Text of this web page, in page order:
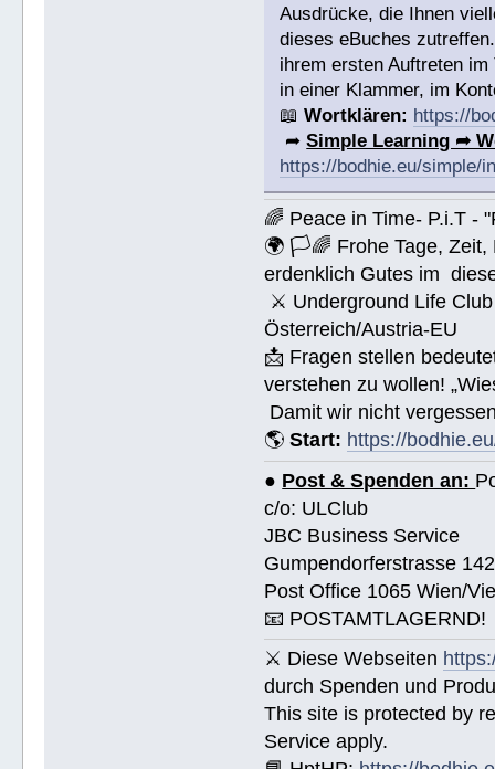
Ausdrücke, die Ihnen
dieses eBuches
ihrem ersten Auftreten
in einer Klammer, im
📖Wortklären: https://
➦Simple Learning ➦
https://bodhie.eu/simple/
🌈 Peace in Time- P.i.T
🌍 🏳🌈 Frohe Tage, Zeit,
erdenklich Gutes im
⚔ Underground Life
Österreich/Austria-EU
📩 Fragen stellen
verstehen zu wollen!
Damit wir nicht
🌎Start: https://
● Post & Spenden an:
c/o: ULClub
JBC Business Service
Gumpendorferstrasse 142
Post Office 1065 Wien/
📧 POSTAMTLAGERND!
⚔ Diese Webseiten
durch Spenden und
This site is protected by
Service apply.